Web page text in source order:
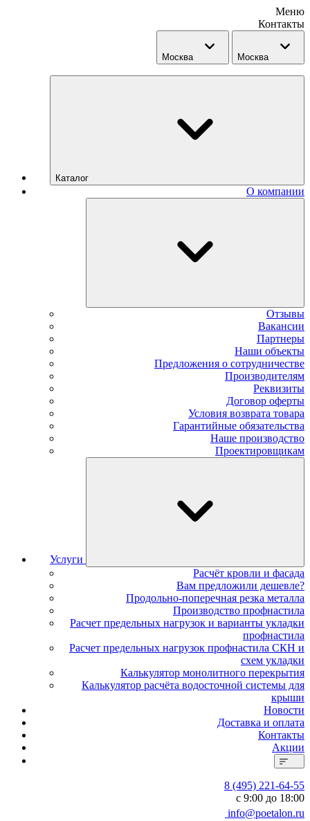
Меню
Контакты
Москва Москва
Каталог
О компании
Отзывы
Вакансии
Партнеры
Наши объекты
Предложения о сотрудничестве
Производителям
Реквизиты
Договор оферты
Условия возврата товара
Гарантийные обязательства
Наше производство
Проектировщикам
Услуги
Расчёт кровли и фасада
Вам предложили дешевле?
Продольно-поперечная резка металла
Производство профнастила
Расчет предельных нагрузок и варианты укладки
профнастила
Расчет предельных нагрузок профнастила СКН и
схем укладки
Калькулятор монолитного перекрытия
Калькулятор расчёта водосточной системы для
крыши
Новости
Доставка и оплата
Контакты
Акции
8 (495) 221-64-55
с 9:00 до 18:00
info@poetalon.ru